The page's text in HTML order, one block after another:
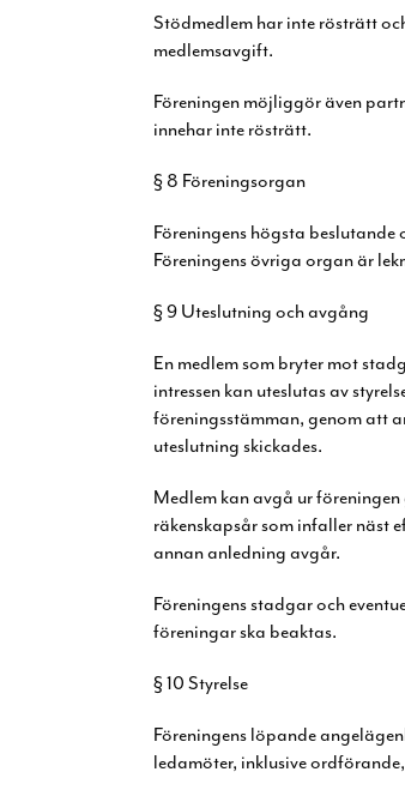
Stödmedlem har inte rösträtt
medlemsavgift.
Föreningen möjliggör även
innehar inte rösträtt.
§ 8 Föreningsorgan
Föreningens högsta
Föreningens övriga organ är
§ 9 Uteslutning och avgång
En medlem som bryter mot
intressen kan uteslutas av
föreningsstämman, genom att
uteslutning skickades.
Medlem kan avgå ur
räkenskapsår som infaller näst
annan anledning avgår.
Föreningens stadgar och
föreningar ska beaktas.
§ 10 Styrelse
Föreningens löpande
ledamöter, inklusive